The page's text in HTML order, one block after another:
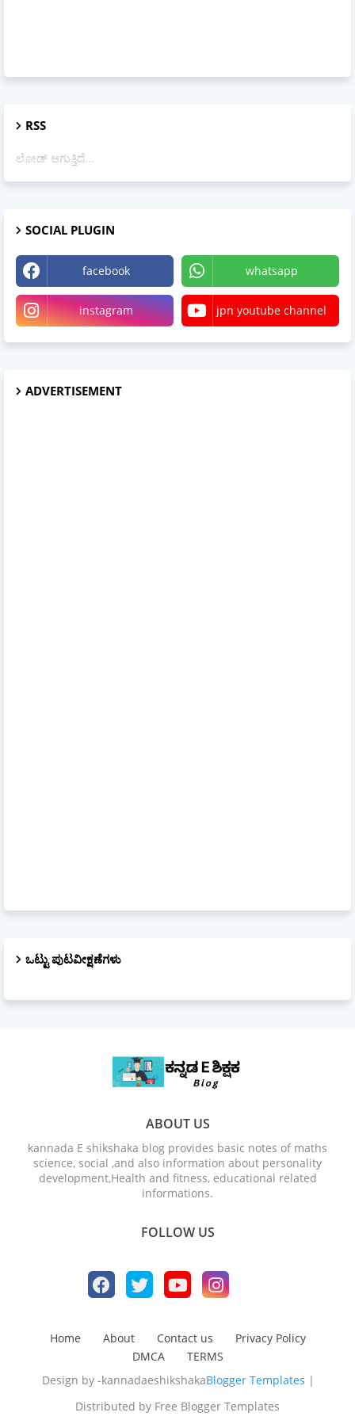
RSS
ಲೋಡ್ ಆಗುತ್ತಿದೆ...
SOCIAL PLUGIN
facebook whatsapp
instagram jpn youtube channel
ADVERTISEMENT
ಒಟ್ಟು ಪುಟವೀಕ್ಷಣೆಗಳು
ABOUT US
kannada E shikshaka blog provides basic notes of maths
science, social ,and also information about personality
development,Health and fitness, educational related
informations.
FOLLOW US
Home About Contact us
Privacy Policy
DMCA
TERMS
Design by -kannadaeshikshakaBlogger Templates |
Distributed by Free Blogger Templates